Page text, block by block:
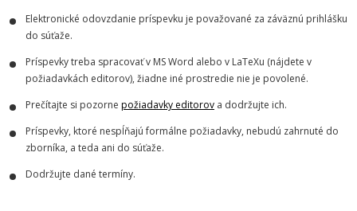
Elektronické odovzdanie príspevku je považované za záväznú prihlášku
do súťaže.
Príspevky treba spracovať v MS Word alebo v LaTeXu (nájdete v
požiadavkách editorov), žiadne iné prostredie nie je povolené.
Prečítajte si pozorne požiadavky editorov a dodržujte ich.
Príspevky, ktoré nespĺňajú formálne požiadavky, nebudú zahrnuté do
zborníka, a teda ani do súťaže.
Dodržujte dané termíny.